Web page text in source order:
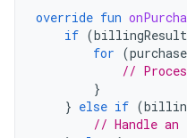
override fun
if (billingResult
for (purchase
//
}
} else if (
// Handle an